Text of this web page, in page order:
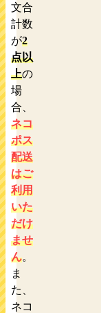
文合
計数
が2
点以
上の
場
合、
ネコ
ポス
配送
はご
利用
いた
だけ
ませ
ん。
ま
た、
ネコ